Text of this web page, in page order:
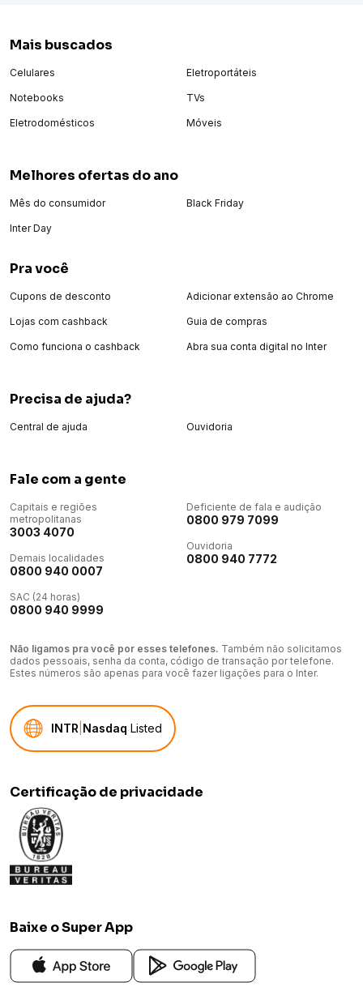
Mais buscados
Celulares
Notebooks
Eletrodomésticos
Eletroportáteis
TVs
Móveis
Melhores ofertas do ano
Mês do consumidor
Inter Day
Black Friday
Pra você
Cupons de desconto
Lojas com cashback
Como funciona o cashback
Adicionar extensão ao Chrome
Guia de compras
Abra sua conta digital no Inter
Precisa de ajuda?
Central de ajuda Ouvidoria
Fale com a gente
Capitais e regiões
metropolitanas
3003 4070
Demais localidades
0800 940 0007
SAC (24 horas)
0800 940 9999
Deficiente de fala e audição
0800 979 7099
Ouvidoria
0800 940 7772
Não ligamos pra você por esses telefones. Também não solicitamos
dados pessoais, senha da conta, código de transação por telefone.
Estes números são apenas para você fazer ligações para o Inter.
INTR Nasdaq Listed
Certificação de privacidade
Baixe o Super App